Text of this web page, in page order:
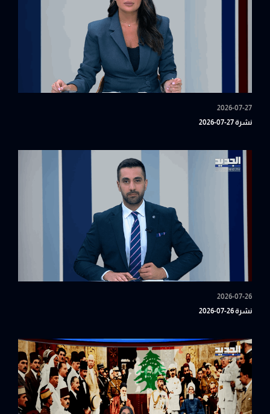
2026-07-27
نشرة 27-07-2026
2026-07-26
نشرة 26-07-2026